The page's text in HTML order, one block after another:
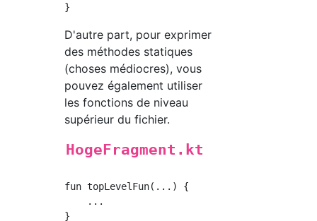
D'autre part, pour exprimer
des méthodes statiques
(choses médiocres), vous
pouvez également utiliser
les fonctions de niveau
supérieur du fichier.
HogeFragment.kt
fun topLevelFun(...) {
    ...
}